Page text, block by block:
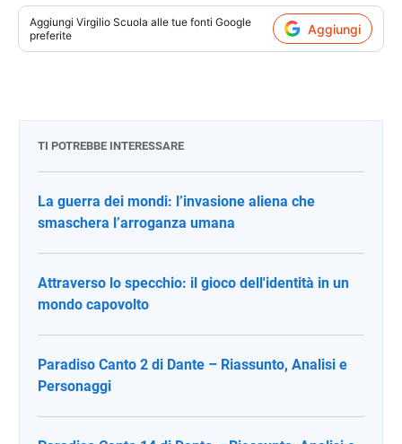
Aggiungi Virgilio Scuola alle tue fonti Google
preferite
Aggiungi
TI POTREBBE INTERESSARE
La guerra dei mondi: l’invasione aliena che
smaschera l’arroganza umana
Attraverso lo specchio: il gioco dell'identità in un
mondo capovolto
Paradiso Canto 2 di Dante – Riassunto, Analisi e
Personaggi